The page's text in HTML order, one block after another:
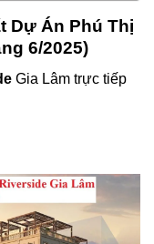
Dự Án Phú Thị
6/2025)
Gia Lâm trực tiếp